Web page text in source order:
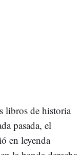
libros de historia
pasada, el
en leyenda